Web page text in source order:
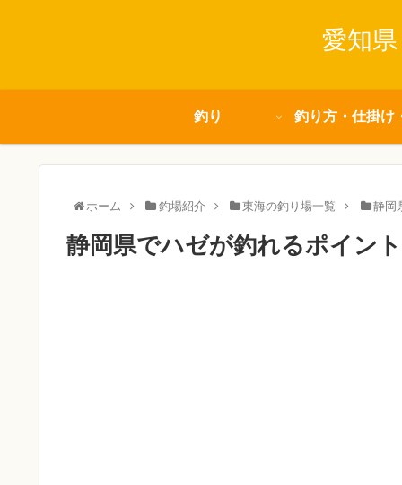
愛知
釣り 釣り方・仕掛け
ホーム 釣場紹介 東海の釣り場一覧 静岡
静岡県でハゼが釣れるポイン